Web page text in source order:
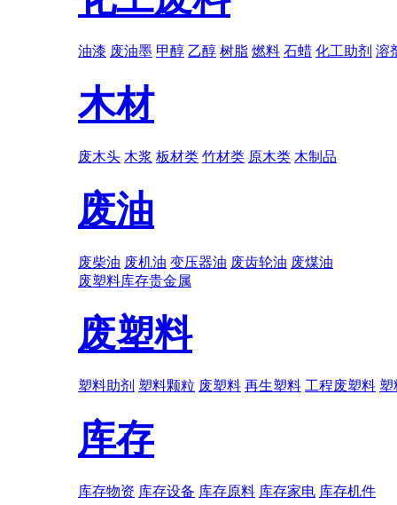
油漆 废油墨 甲醇 乙醇 树脂 燃料 石蜡 化工助剂 溶
木材
废木头 木浆 板材类 竹材类 原木类 木制品
废油
废柴油 废机油 变压器油 废齿轮油 废煤油
废塑料库存贵金属
废塑料
塑料助剂 塑料颗粒 废塑料 再生塑料 工程废塑料 塑
库存
库存物资 库存设备 库存原料 库存家电 库存机件